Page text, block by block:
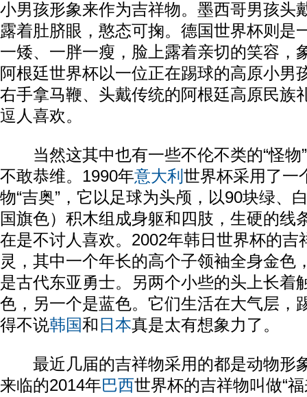
小男孩形象来作为吉祥物。墨西哥男孩头
露着肚脐眼，憨态可掬。德国世界杯则是
一矮、一胖一瘦，脸上露着亲切的笑容，
阿根廷世界杯以一位正在踢球的高原小男
右手拿马鞭、头戴传统的阿根廷高原民族
逗人喜欢。
当然这其中也有一些不伦不类的“怪物
不敢恭维。1990年意大利 世界杯采用了一
物“吉奥”，它以足球为头颅，以90块绿、
国旗色）积木组成身躯和四肢，生硬的线
在是不讨人喜欢。2002年韩日世界杯的吉
灵，其中一个年长的高个子领袖全身金色
是古代东亚勇士。另两个小些的头上长着
色，另一个是蓝色。它们生活在大气层，
得不说韩国和 日本真是太有想象力了。
最近几届的吉祥物采用的都是动物形
来临的2014年巴西世界杯的吉祥物叫做“